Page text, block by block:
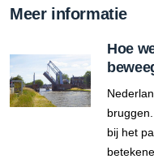
Meer informatie
Hoe
bij het